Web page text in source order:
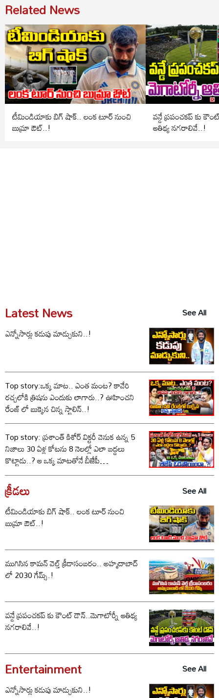
Related News
టీమిండియాకు బిగ్ షాక్.. లంక టూర్ నుంచి
బుమ్రా ఔట్..!
వన్డే ప్రపంచకప్ కు
ఆతిథ్య నగరాలివే..!
Latest News
See All
ఎన్నోసార్లు కడుపు మాడ్చుకుని..!
Top story:ఒక్క మాట.. ఎంత మంట? కావేరి
రచ్చలోకి త్రిషను ఎందుకు లాగారు..? ఊహించని
రేంజ్ లో బుక్కైన చిన్న స్టాలిన్..!
Top story: ప్రశాంత్ కిశోర్ విక్టరీ వెనుక ఉన్న 5
నిజాలు 30 ఏళ్ల కోటను 8 నెలల్లో ఎలా బద్దలు
కొట్టాడు..? ఆ ఒక్క మాటతోనే బీజేపీ
ఓడిపోయిందా..?
క్రీడలు
See All
టీమిండియాకు బిగ్ షాక్.. లంక టూర్ నుంచి
బుమ్రా ఔట్..!
ముగిసిన కామన్ వెల్త్ క్రీడాసంబరం.. అహ్మదాబాద్
లో 2030 గేమ్స్.!
వన్డే ప్రపంచకప్ కు కౌంట్ డౌన్..మెగాటోర్నీ ఆతిథ్య
నగరాలివే..!
Entertainment
See All
ఎన్నోసార్లు కడుపు మాడ్చుకుని..!